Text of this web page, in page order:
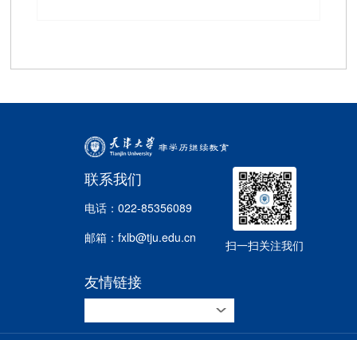
联系我们
电话：022-85356089
邮箱：fxlb@tju.edu.cn
扫一扫关注我们
友情链接